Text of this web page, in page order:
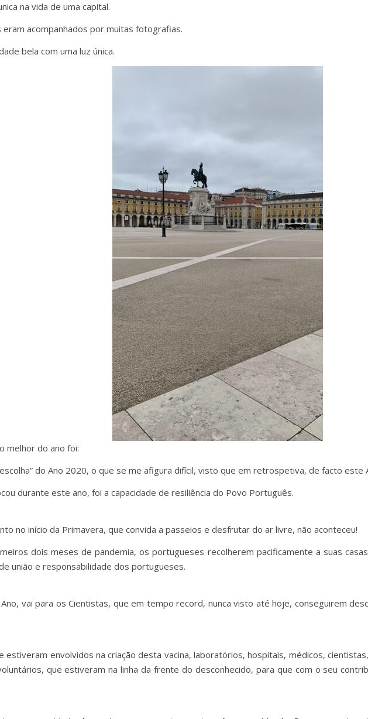
na vida de uma capital.
acompanhados por muitas fotografias.
bela com uma luz única.
o melhor do ano foi:
do Ano 2020, o que se me afigura difícil, visto que em retrospetiva, de facto
durante este ano, foi a capacidade de resiliência do Povo Português.
no início da Primavera, que convida a passeios e desfrutar do ar livre, não aconteceu!
dois meses de pandemia, os portugueses recolherem pacificamente a suas
união e responsabilidade dos portugueses.
Ano, vai para os Cientistas, que em tempo record, nunca visto até hoje, conseguirem
estiveram envolvidos na criação desta vacina, laboratórios, hospitais, médicos,
que estiveram na linha da frente do desconhecido, para que com o seu